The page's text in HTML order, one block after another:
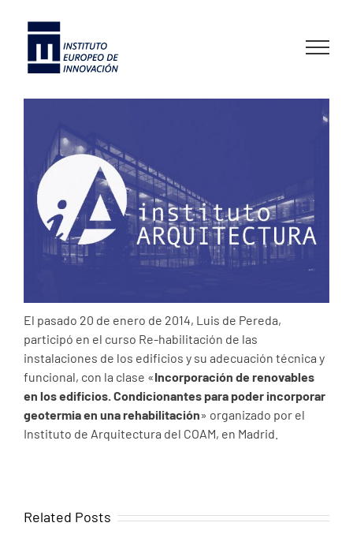
content
El pasado 20 de enero de 2014, Luis de Pereda,
participó en el curso Re-habilitación de las
instalaciones de los edificios y su adecuación técnica y
funcional, con la clase «Incorporación de renovables
en los edificios. Condicionantes para poder incorporar
geotermia en una rehabilitación» organizado por el
Instituto de Arquitectura del COAM, en Madrid.
Related Posts
When memory